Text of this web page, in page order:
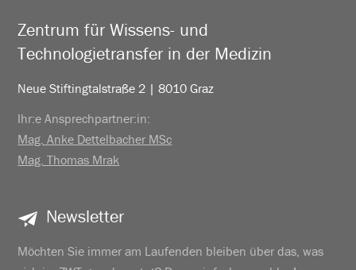
Zentrum für Wissens- und
Technologietransfer in der Medizin
Neue Stiftingtalstraße 2 | 8010 Graz
Ihr:e Ansprechpartner:in:
Mag. Anke Dettelbacher MSc
Mag. Thomas Mrak
Newsletter
Möchten Sie immer am Laufenden bleiben über das, was